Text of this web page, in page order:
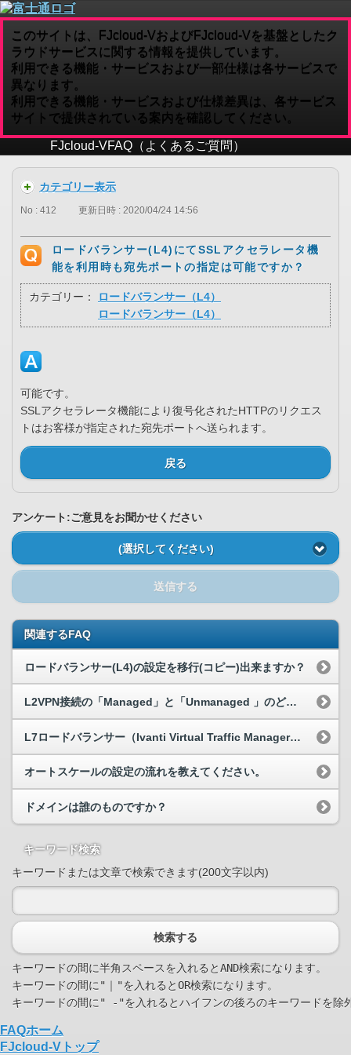
このサイトは、FJcloud-VおよびFJcloud-Vを基盤としたク
ラウドサービスに関する情報を提供しています。
利用できる機能・サービスおよび一部仕様は各サービスで
異なります。
利用できる機能・サービスおよび仕様差異は、各サービス
サイトで提供されている案内を確認してください。
FJcloud-VFAQ（よくあるご質問）
カテゴリー表示
No : 412 更新日時 : 2020/04/24 14:56
ロードバランサー(L4)にてSSLアクセラレータ機
能を利用時も宛先ポートの指定は可能ですか？
カテゴリー：
ロードバランサー（L4）
ロードバランサー（L4）
可能です。
SSLアクセラレータ機能により復号化されたHTTPのリクエス
トはお客様が指定された宛先ポートへ送られます。
戻る
アンケート:ご意見をお聞かせください
(選択してください)
送信する
関連するFAQ
ロードバランサー(L4)の設定を移行(コピー)出来ますか？
L2VPN接続の「Managed」と「Unmanaged 」のどちらを選ぶべきですか？
L7ロードバランサー（Ivanti Virtual Traffic Manager）で、sorryページを表示することは可能か。
オートスケールの設定の流れを教えてください。
ドメインは誰のものですか？
キーワード検索
キーワードまたは文章で検索できます(200文字以内)
検索する
キーワードの間に半角スペースを入れるとAND検索になります。
キーワードの間に"｜"を入れるとOR検索になります。
FAQホーム
FJcloud-Vトップ